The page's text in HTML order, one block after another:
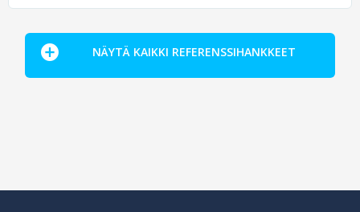
NÄYTÄ KAIKKI REFERENSSIHANKKEET